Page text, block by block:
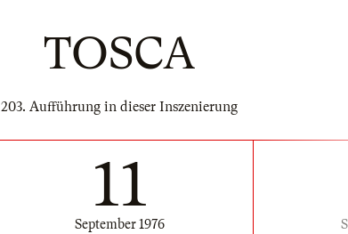
TOSCA
203. Aufführung in dieser Inszenierung
11
September 1976